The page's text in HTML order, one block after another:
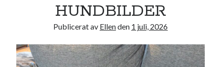
denna bloggen kan ni följa min resa med hästarna, från ponnytävlingar i
HUNDBILDER
Publicerat av Ellenden 1 juli, 2026